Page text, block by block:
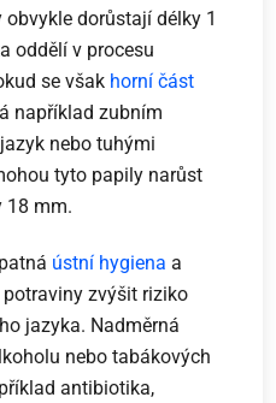
dorůstají délky 1
oddělí v procesu
se však horní část
například zubním
nebo tuhými
tyto papily narůst
18 mm.
ústní hygiena a
zvýšit riziko
jazyka. Nadměrná
nebo tabákových
antibiotika,